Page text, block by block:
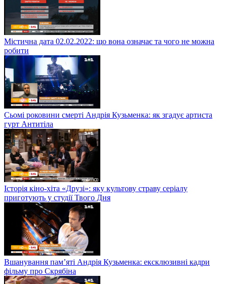
Містична дата 02.02.2022: що вона означає та чого не можна
робити
Сьомі роковини смерті Андрія Кузьменка: як згадує артиста
гурт Антитіла
Історія кіно-хіта «Друзі»: яку культову страву серіалу
приготують у студії Твого Дня
Вшанування пам’яті Андрія Кузьменка: ексклюзивні кадри
фільму про Скрябіна